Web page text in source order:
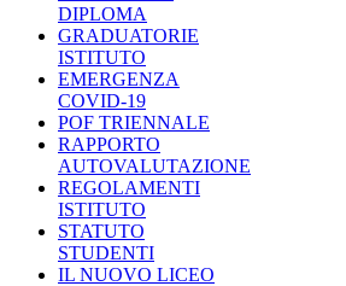
DIPLOMA
GRADUATORIE
ISTITUTO
EMERGENZA
COVID-19
POF TRIENNALE
RAPPORTO
AUTOVALUTAZIONE
REGOLAMENTI
ISTITUTO
STATUTO
STUDENTI
IL NUOVO LICEO